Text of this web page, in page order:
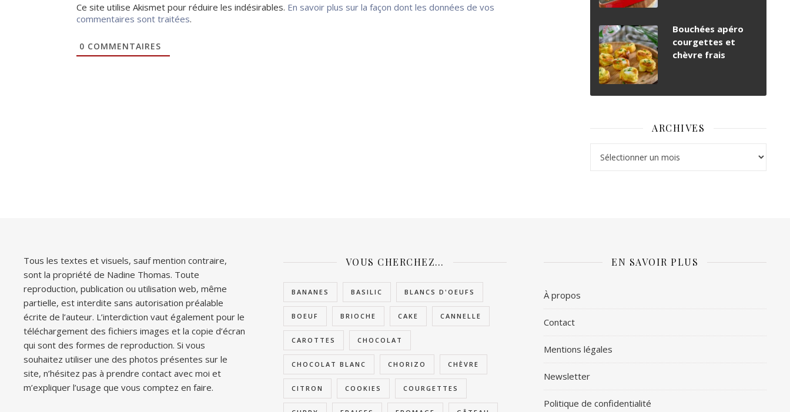
Ce site utilise Akismet pour réduire les indésirables. En savoir plus sur la façon dont les données de vos
commentaires sont traitées.
0 COMMENTAIRES
Bouchées apéro
courgettes et
chèvre frais
ARCHIVES
Tous les textes et visuels, sauf mention contraire,
sont la propriété de Nadine Thomas. Toute
reproduction, publication ou utilisation web, même
partielle, est interdite sans autorisation préalable
écrite de l’auteur. L’interdiction vaut également pour le
téléchargement des fichiers images et la copie d’écran
qui sont des formes de reproduction. Si vous
souhaitez utiliser une des photos présentes sur le
site, n’hésitez pas à prendre contact avec moi et
m’expliquer l’usage que vous comptez en faire.
VOUS CHERCHEZ…
BANANES BASILIC BLANCS D'OEUFS
BOEUF BRIOCHE CAKE CANNELLE
CAROTTES CHOCOLAT
CHOCOLAT BLANC CHORIZO CHÈVRE
CITRON COOKIES COURGETTES
EN SAVOIR PLUS
À propos
Contact
Mentions légales
Newsletter
Politique de confidentialité